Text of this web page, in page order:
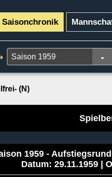
Saisonchronik
(N)
1959 -
Datum: 29.11.1959 |